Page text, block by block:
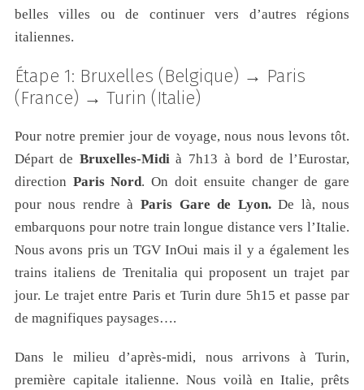
belles villes ou de continuer vers d’autres régions
italiennes.
Étape 1: Bruxelles (Belgique) → Paris
(France) → Turin (Italie)
Pour notre premier jour de voyage, nous nous levons tôt.
Départ de Bruxelles-Midià 7h13 à bord de l’Eurostar,
direction Paris Nord. On doit ensuite changer de gare
pour nous rendre à Paris Gare de Lyon.De là, nous
embarquons pour notre train longue distance vers l’Italie.
Nous avons pris un TGV InOui mais il y a également les
trains italiens de Trenitalia qui proposent un trajet par
jour. Le trajet entre Paris et Turin dure 5h15 et passe par
de magnifiques paysages….
Dans le milieu d’après-midi, nous arrivons à Turin,
première capitale italienne. Nous voilà en Italie, prêts